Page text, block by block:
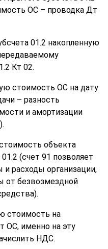
ОС – проводка Дт
01.2 накопленную
Кт 02.
стоимость ОС на дату
– разность
и амортизации
объекта
(счет 91 позволяет
и расходы организации,
от безвозмездной
стоимость на
ОС, именно на эту
НДС.